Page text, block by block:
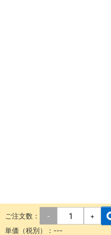
ご注文数： - +
単価（税別）： ---